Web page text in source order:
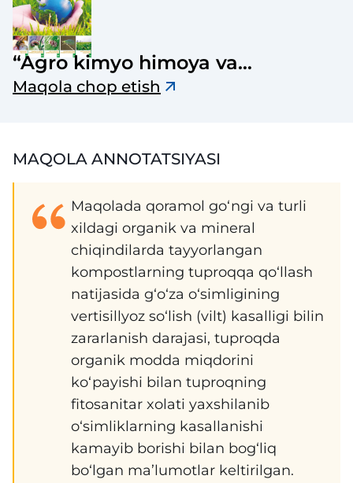
“Agro kimyo himoya va
o‘simliklar karantini” jurnali
Maqola chop etish
MAQOLA ANNOTATSIYASI
Maqolada qoramol go‘ngi va turli
xildagi organik va mineral
chiqindilarda tayyorlangan
kompostlarning tuproqqa qo‘llash
natijasida g‘o‘za o‘simligining
vertisillyoz so‘lish (vilt) kasalligi bilin
zararlanish darajasi, tuproqda
organik modda miqdorini
ko‘payishi bilan tuproqning
fitosanitar xolati yaxshilanib
o‘simliklarning kasallanishi
kamayib borishi bilan bog‘liq
bo‘lgan ma’lumotlar keltirilgan.